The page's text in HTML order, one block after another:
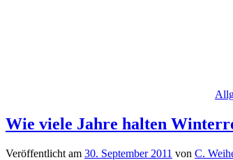
Wie viele Jahre halten
Veröffentlicht am 30. September 2011 von C.